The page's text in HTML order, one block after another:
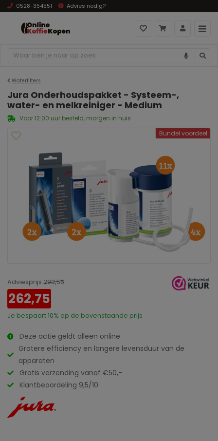
0528-354551 Advies nodig?
Waterfilters
Jura Onderhoudspakket - Systeem-,
water- en melkreiniger - Medium
Bundel voordeel
Deze actie geldt alleen online
Grotere efficiency en langere levensduur van de
apparaten
Gratis verzending vanaf €50,-
Klantbeoordeling 9,5/10
Adviesprijs 293,56
262,75
Je bespaart10% op de bovenstaande prijs
Voor 12:00 uur besteld, morgen in huis